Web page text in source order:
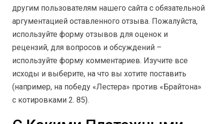
другим пользователям нашего сайта с обязательной
аргументацией оставленного отзыва. Пожалуйста,
используйте форму отзывов для оценок и
рецензий, для вопросов и обсуждений –
используйте форму комментариев. Изучите все
исходы и выберите, на что вы хотите поставить
(например, на победу «Лестера» против «Брайтона»
с котировками 2. 85).